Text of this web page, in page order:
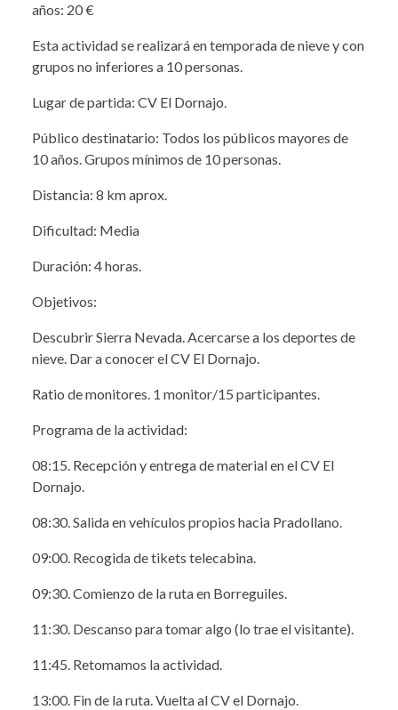
años: 20 €
Esta actividad se realizará en temporada de nieve y con
grupos no inferiores a 10 personas.
Lugar de partida: CV El Dornajo.
Público destinatario: Todos los públicos mayores de
10 años. Grupos mínimos de 10 personas.
Distancia: 8 km aprox.
Dificultad: Media
Duración: 4 horas.
Objetivos:
Descubrir Sierra Nevada. Acercarse a los deportes de
nieve. Dar a conocer el CV El Dornajo.
Ratio de monitores. 1 monitor/15 participantes.
Programa de la actividad:
08:15. Recepción y entrega de material en el CV El
Dornajo.
08:30. Salida en vehículos propios hacia Pradollano.
09:00. Recogida de tikets telecabina.
09:30. Comienzo de la ruta en Borreguiles.
11:30. Descanso para tomar algo (lo trae el visitante).
11:45. Retomamos la actividad.
13:00. Fin de la ruta. Vuelta al CV el Dornajo.